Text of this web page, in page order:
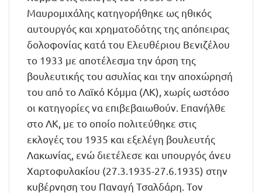
Μαυρομιχάλης κατηγορήθηκε ως ηθικός
αυτουργός και χρηματοδότης της απόπειρας
δολοφονίας κατά του Ελευθέριου Βενιζέλου
το 1933 με αποτέλεσμα την άρση της
βουλευτικής του ασυλίας και την αποχώρησή
του από το Λαϊκό Κόμμα (ΛΚ), χωρίς ωστόσο
οι κατηγορίες να επιβεβαιωθούν. Επανήλθε
στο ΛΚ, με το οποίο πολιτεύθηκε στις
εκλογές του 1935 και εξελέγη βουλευτής
Λακωνίας, ενώ διετέλεσε και υπουργός άνευ
Xαρτοφυλακίου (27.3.1935-27.6.1935) στην
κυβέρνηση του Παναγή Τσαλδάρη. Τον